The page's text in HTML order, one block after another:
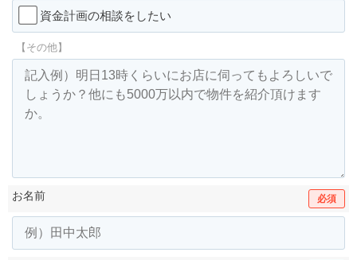
資金計画の相談をしたい
【その他】
お名前 必須